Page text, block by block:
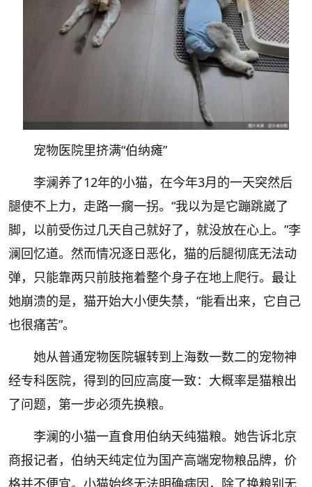
宠物医院里挤满“伯纳瘫”
李澜养了12年的小猫，在今年3月的一天突然后
腿使不上力，走路一瘸一拐。“我以为是它蹦跳崴了
脚，以前受伤过几天自己就好了，就没放在心上。”李
澜回忆道。然而情况逐日恶化，猫的后腿彻底无法动
弹，只能靠两只前肢拖着整个身子在地上爬行。最让
她崩溃的是，猫开始大小便失禁，“能看出来，它自己
也很痛苦”。
她从普通宠物医院辗转到上海数一数二的宠物神
经专科医院，得到的回应高度一致：大概率是猫粮出
了问题，第一步必须先换粮。
李澜的小猫一直食用伯纳天纯猫粮。她告诉北京
商报记者，伯纳天纯定位为国产高端宠物粮品牌，价